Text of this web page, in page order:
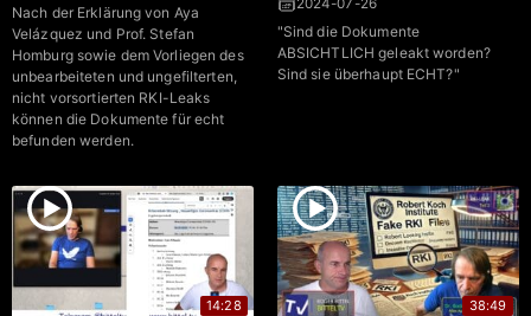
Nach der Erklärung von Aya
Velázquez und Prof. Stefan
Homburg sowie dem Vorliegen des
unbearbeiteten und ungefilterten,
nicht vorsortierten RKI-Leaks
können die Dokumente für echt
befunden werden.
"Sind die Dokumente
ABSICHTLICH geleakt worden?
Sind sie überhaupt ECHT?"
14:28 38:49